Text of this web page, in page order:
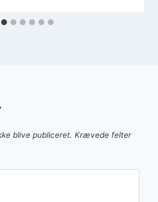
blive publiceret. Krævede felter